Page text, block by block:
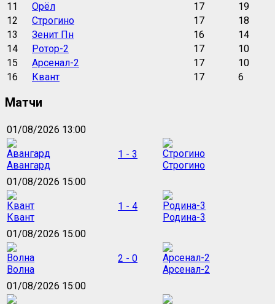
11
Орёл 17
19
12
Строгино 17
18
13
Зенит Пн 16
14
14
Ротор-2 17
10
15
Арсенал-2 17
10
16
Квант 17 6
Матчи
01/08/2026 13:00
Авангард
1 - 3
Строгино
01/08/2026 15:00
Квант
1 - 4
Родина-3
01/08/2026 15:00
Волна
2 - 0
Арсенал-2
01/08/2026 15:00